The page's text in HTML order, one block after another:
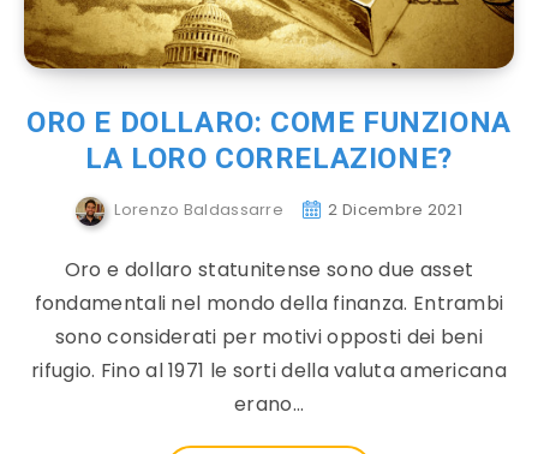
ORO E DOLLARO: COME FUNZIONA
LA LORO CORRELAZIONE?
Lorenzo Baldassarre 2 Dicembre 2021
Oro e dollaro statunitense sono due asset
fondamentali nel mondo della finanza. Entrambi
sono considerati per motivi opposti dei beni
rifugio. Fino al 1971 le sorti della valuta americana
erano…